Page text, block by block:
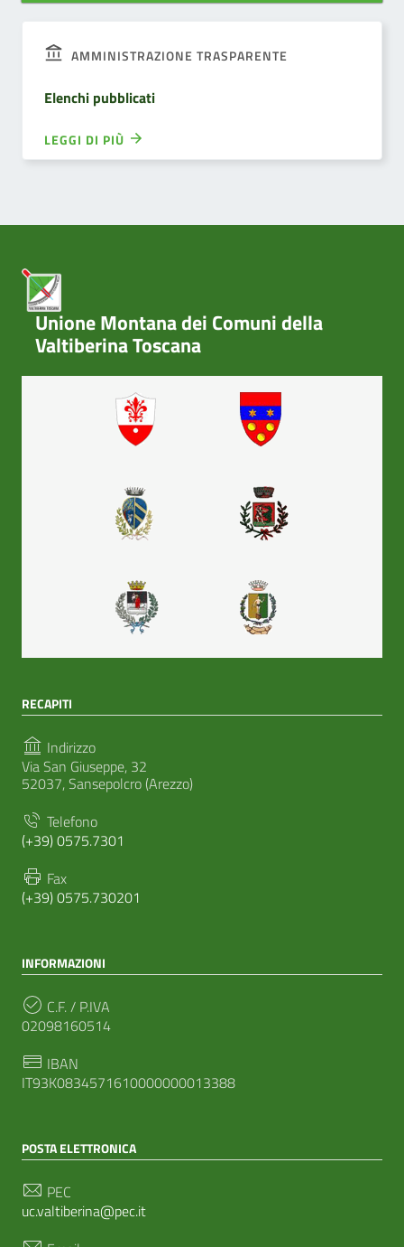
AMMINISTRAZIONE TRASPARENTE
Elenchi pubblicati
LEGGI DI PIÙ
Unione Montana dei Comuni della
Valtiberina Toscana
RECAPITI
Indirizzo
Via San Giuseppe, 32
52037, Sansepolcro (Arezzo)
Telefono
(+39) 0575.7301
Fax
(+39) 0575.730201
INFORMAZIONI
C.F. / P.IVA
02098160514
IBAN
IT93K0834571610000000013388
POSTA ELETTRONICA
PEC
uc.valtiberina@pec.it